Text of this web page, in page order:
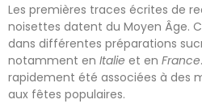
Les premières traces écrites de
noisettes datent du Moyen Âge.
dans différentes préparations
notamment en Italie et en France
rapidement été associées à des
aux fêtes populaires.